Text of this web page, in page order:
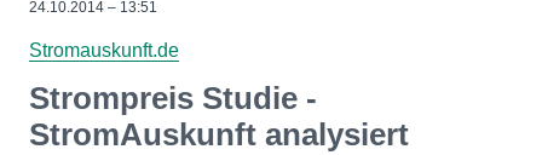
24.10.2014 – 13:51
Stromauskunft.de
Strompreis Studie -
StromAuskunft analysiert